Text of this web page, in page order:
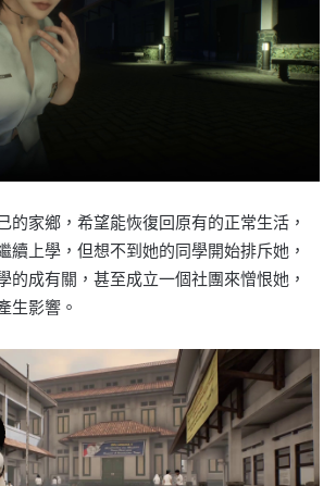
的家鄉，希望能恢復回原有的正常生活，
續上學，但想不到她的同學開始排斥她，
的成有關，甚至成立一個社團來憎恨她，
生影響。